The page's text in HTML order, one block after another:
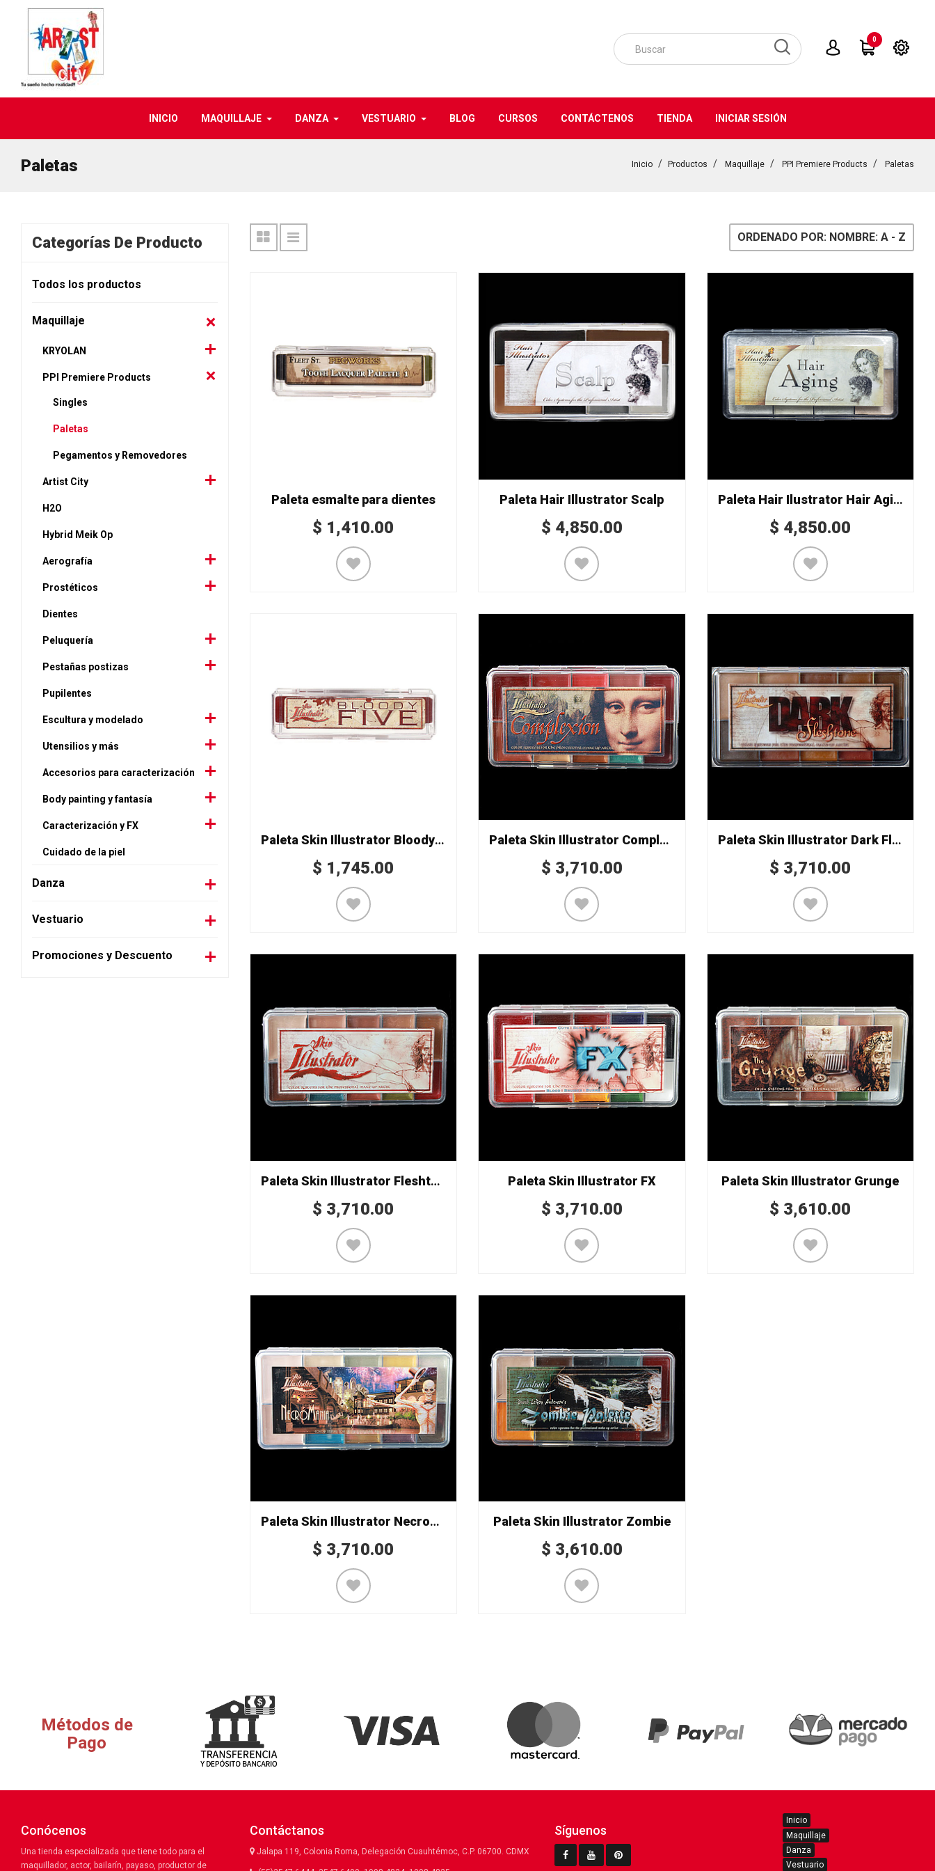
0
INICIO MAQUILLAJE DANZA VESTUARIO BLOG CURSOS CONTÁCTENOS TIENDA INICIAR SESIÓN
Paletas Inicio Productos Maquillaje PPI Premiere Products Paletas
Categorías De Producto
Todos los productos
Maquillaje
KRYOLAN
PPI Premiere Products
Singles
Paletas
Pegamentos y Removedores
Artist City
H2O
Hybrid Meik Op
Aerografía
Prostéticos
Dientes
Peluquería
Pestañas postizas
Pupilentes
Escultura y modelado
Utensilios y más
Accesorios para caracterización
Body painting y fantasía
Caracterización y FX
Cuidado de la piel
Danza
Vestuario
Promociones y Descuento
ORDENADO POR: NOMBRE: A - Z
Paleta esmalte para dientes
$ 1,410.00
Paleta Hair Illustrator Scalp
$ 4,850.00
Paleta Hair Ilustrator Hair Aging
$ 4,850.00
Paleta Skin Illustrator Bloody Five
$ 1,745.00
Paleta Skin Illustrator Complexion
$ 3,710.00
Paleta Skin Illustrator Dark Fleshtone
$ 3,710.00
Paleta Skin Illustrator Fleshtone
$ 3,710.00
Paleta Skin Illustrator FX
$ 3,710.00
Paleta Skin Illustrator Grunge
$ 3,610.00
Paleta Skin Illustrator Necromania
$ 3,710.00
Paleta Skin Illustrator Zombie
$ 3,610.00
Métodos de
Pago
Conócenos
Una tienda especializada que tiene todo para el
maquillador, actor, bailarín, payaso, productor de
Contáctanos
Jalapa 119, Colonia Roma, Delegación Cuauhtémoc, C.P. 06700. CDMX
Síguenos
Inicio
Maquillaje
Danza
Vestuario